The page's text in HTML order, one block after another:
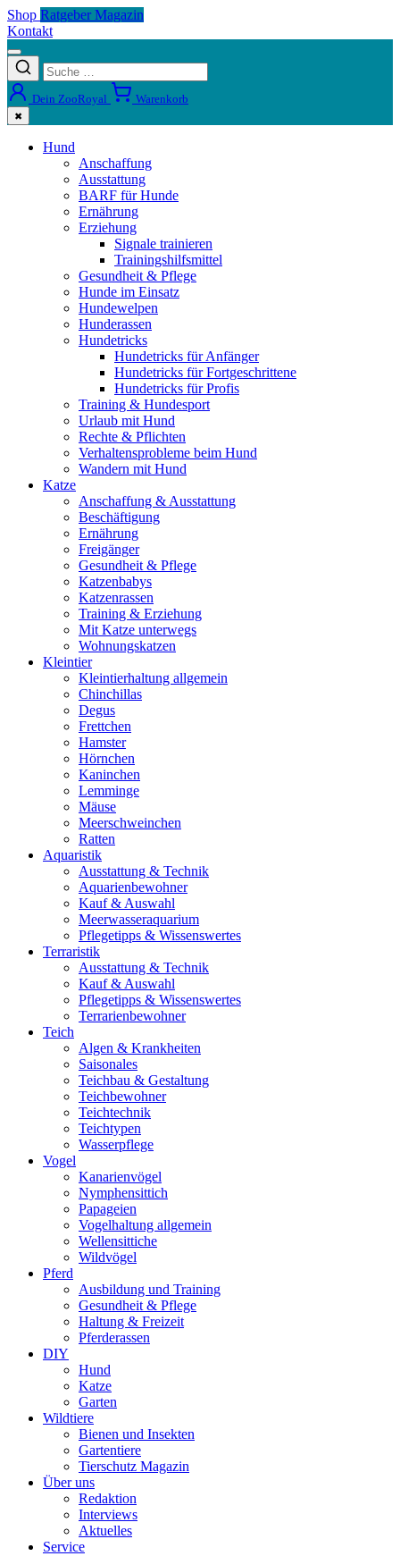
Shop Ratgeber Magazin
Kontakt
Dein ZooRoyal Warenkorb
✖
Hund
Anschaffung
Ausstattung
BARF für Hunde
Ernährung
Erziehung
Signale trainieren
Trainingshilfsmittel
Gesundheit & Pflege
Hunde im Einsatz
Hundewelpen
Hunderassen
Hundetricks
Hundetricks für Anfänger
Hundetricks für Fortgeschrittene
Hundetricks für Profis
Training & Hundesport
Urlaub mit Hund
Rechte & Pflichten
Verhaltensprobleme beim Hund
Wandern mit Hund
Katze
Anschaffung & Ausstattung
Beschäftigung
Ernährung
Freigänger
Gesundheit & Pflege
Katzenbabys
Katzenrassen
Training & Erziehung
Mit Katze unterwegs
Wohnungskatzen
Kleintier
Kleintierhaltung allgemein
Chinchillas
Degus
Frettchen
Hamster
Hörnchen
Kaninchen
Lemminge
Mäuse
Meerschweinchen
Ratten
Aquaristik
Ausstattung & Technik
Aquarienbewohner
Kauf & Auswahl
Meerwasseraquarium
Pflegetipps & Wissenswertes
Terraristik
Ausstattung & Technik
Kauf & Auswahl
Pflegetipps & Wissenswertes
Terrarienbewohner
Teich
Algen & Krankheiten
Saisonales
Teichbau & Gestaltung
Teichbewohner
Teichtechnik
Teichtypen
Wasserpflege
Vogel
Kanarienvögel
Nymphensittich
Papageien
Vogelhaltung allgemein
Wellensittiche
Wildvögel
Pferd
Ausbildung und Training
Gesundheit & Pflege
Haltung & Freizeit
Pferderassen
DIY
Hund
Katze
Garten
Wildtiere
Bienen und Insekten
Gartentiere
Tierschutz Magazin
Über uns
Redaktion
Interviews
Aktuelles
Service